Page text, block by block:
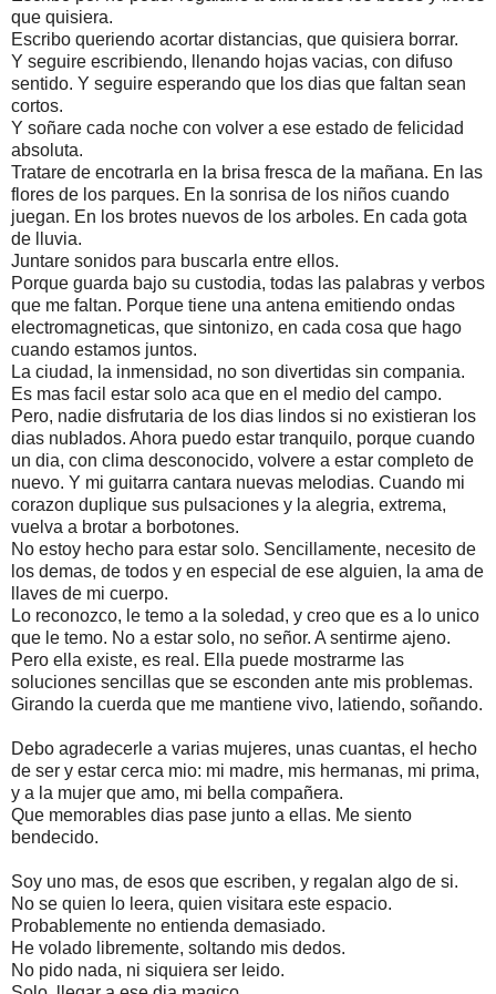
que quisiera.
Escribo queriendo acortar distancias, que quisiera borrar.
Y seguire escribiendo, llenando hojas vacias, con difuso
sentido. Y seguire esperando que los dias que faltan sean
cortos.
Y soñare cada noche con volver a ese estado de felicidad
absoluta.
Tratare de encotrarla en la brisa fresca de la mañana. En las
flores de los parques. En la sonrisa de los niños cuando
juegan. En los brotes nuevos de los arboles. En cada gota
de lluvia.
Juntare sonidos para buscarla entre ellos.
Porque guarda bajo su custodia, todas las palabras y verbos
que me faltan. Porque tiene una antena emitiendo ondas
electromagneticas, que sintonizo, en cada cosa que hago
cuando estamos juntos.
La ciudad, la inmensidad, no son divertidas sin compania.
Es mas facil estar solo aca que en el medio del campo.
Pero, nadie disfrutaria de los dias lindos si no existieran los
dias nublados. Ahora puedo estar tranquilo, porque cuando
un dia, con clima desconocido, volvere a estar completo de
nuevo. Y mi guitarra cantara nuevas melodias. Cuando mi
corazon duplique sus pulsaciones y la alegria, extrema,
vuelva a brotar a borbotones.
No estoy hecho para estar solo. Sencillamente, necesito de
los demas, de todos y en especial de ese alguien, la ama de
llaves de mi cuerpo.
Lo reconozco, le temo a la soledad, y creo que es a lo unico
que le temo. No a estar solo, no señor. A sentirme ajeno.
Pero ella existe, es real. Ella puede mostrarme las
soluciones sencillas que se esconden ante mis problemas.
Girando la cuerda que me mantiene vivo, latiendo, soñando.
Debo agradecerle a varias mujeres, unas cuantas, el hecho
de ser y estar cerca mio: mi madre, mis hermanas, mi prima,
y a la mujer que amo, mi bella compañera.
Que memorables dias pase junto a ellas. Me siento
bendecido.
Soy uno mas, de esos que escriben, y regalan algo de si.
No se quien lo leera, quien visitara este espacio.
Probablemente no entienda demasiado.
He volado libremente, soltando mis dedos.
No pido nada, ni siquiera ser leido.